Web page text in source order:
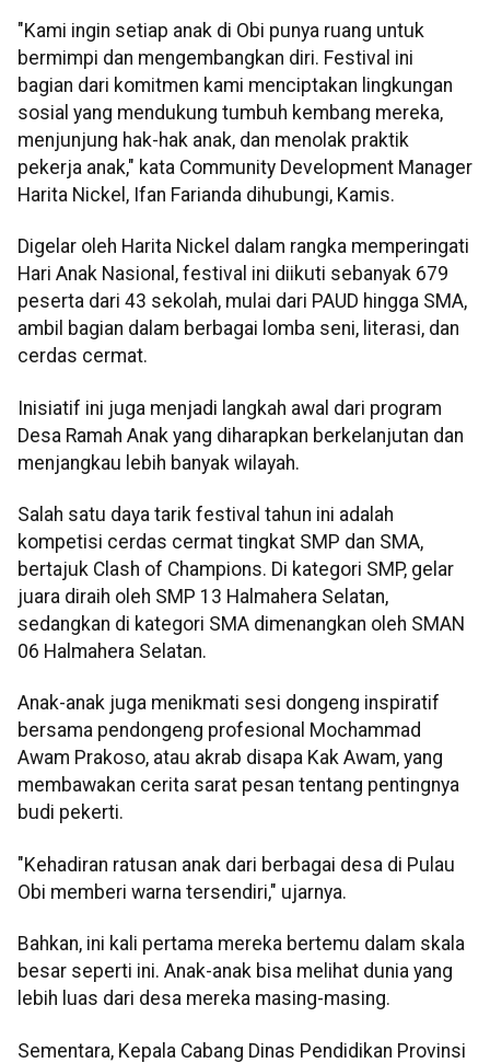
"Kami ingin setiap anak di Obi punya ruang untuk
bermimpi dan mengembangkan diri. Festival ini
bagian dari komitmen kami menciptakan lingkungan
sosial yang mendukung tumbuh kembang mereka,
menjunjung hak-hak anak, dan menolak praktik
pekerja anak," kata Community Development Manager
Harita Nickel, Ifan Farianda dihubungi, Kamis.
Digelar oleh Harita Nickel dalam rangka memperingati
Hari Anak Nasional, festival ini diikuti sebanyak 679
peserta dari 43 sekolah, mulai dari PAUD hingga SMA,
ambil bagian dalam berbagai lomba seni, literasi, dan
cerdas cermat.
Inisiatif ini juga menjadi langkah awal dari program
Desa Ramah Anak yang diharapkan berkelanjutan dan
menjangkau lebih banyak wilayah.
Salah satu daya tarik festival tahun ini adalah
kompetisi cerdas cermat tingkat SMP dan SMA,
bertajuk Clash of Champions. Di kategori SMP, gelar
juara diraih oleh SMP 13 Halmahera Selatan,
sedangkan di kategori SMA dimenangkan oleh SMAN
06 Halmahera Selatan.
Anak-anak juga menikmati sesi dongeng inspiratif
bersama pendongeng profesional Mochammad
Awam Prakoso, atau akrab disapa Kak Awam, yang
membawakan cerita sarat pesan tentang pentingnya
budi pekerti.
"Kehadiran ratusan anak dari berbagai desa di Pulau
Obi memberi warna tersendiri," ujarnya.
Bahkan, ini kali pertama mereka bertemu dalam skala
besar seperti ini. Anak-anak bisa melihat dunia yang
lebih luas dari desa mereka masing-masing.
Sementara, Kepala Cabang Dinas Pendidikan Provinsi